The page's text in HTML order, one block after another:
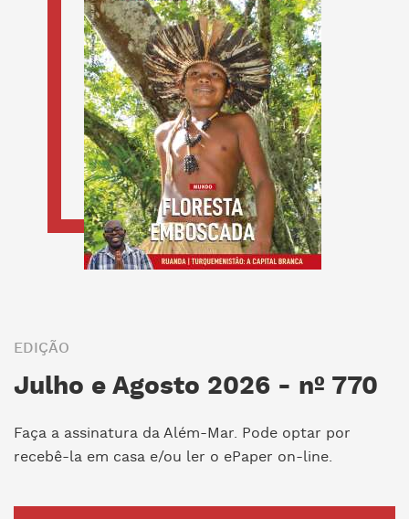
EDIÇÃO
Julho e Agosto 2026 - nº 770
Faça a assinatura da Além-Mar. Pode optar por
recebê-la em casa e/ou ler o ePaper on-line.